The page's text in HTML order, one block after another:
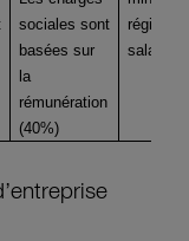
sociales sont
basées sur
la
rémunération
(40%)
régime
salariés